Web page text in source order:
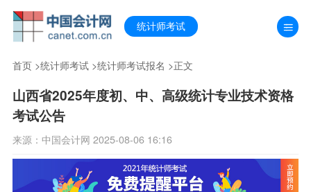
统计师考试
首页>统计师考试>统计师考试报名 >正文
山西省2025年度初、中、高级统计专业技术资格
考试公告
来源：中国会计网 2025-08-06 16:16